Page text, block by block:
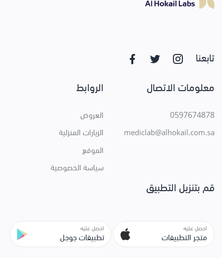
تابعنا
معلومات الاتصال
0597674878
mediclab@alhokail.com.sa
الروابط
العروض
الزيارات المنزلية
الموقع
سياسة الخصوصية
قم بتنزيل التطبيق
احصل عليه
متجر التطبيقات
احصل عليه
تطبيقات جوجل